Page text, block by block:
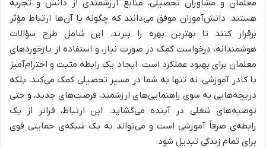
معلمان و مشاوران تحصیلی، منابع ارزشمندی از دانش و تجربه
هستند. دانش‌آموزان موفق می‌دانند که چگونه با آن‌ها ارتباط مؤثر
برقرار کنند تا بهترین بهره را ببرند. این شامل طرح سؤالات
هوشمندانه، درخواست کمک در صورت نیاز، و استفاده از بازخوردهای
معلمان برای بهبود عملکرد است. ایجاد یک رابطه مثبت و احترام‌آمیز
با کادر آموزشی، نه تنها به شما در مسیر تحصیلی کمک می‌کند، بلکه
دریچه‌هایی به سوی راهنمایی‌های ارزشمند، فرصت‌های جدید، و حتی
توصیه‌های شغلی در آینده می‌گشاید. این ارتباط، فراتر از یک
رابطه‌ی صرفاً آموزشی است و می‌تواند به یک شبکه‌ی حمایتی قوی
برای تمام زندگی تبدیل شود.